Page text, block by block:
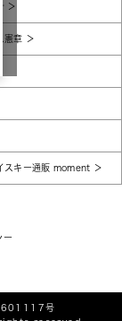
憲章
スキー通販 moment
号